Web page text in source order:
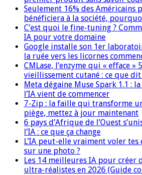
Seulement 16% des Américains
bénéficiera à la société,
C’est quoi le fine-tuning ?
IA pour votre domaine
Google installe son 1er
la ruée vers les licornes
CMLase, l’enzyme qui « efface »
vieillissement cutané : ce que
Meta dégaine Muse Spark 1.1 :
l’IA vient de commencer
7-Zip : la faille qui transforme
piège, mettez à jour maintenant
6 pays d’Afrique de l’Ouest
l’IA : ce que ça change
L’IA peut-elle vraiment voler
sur une photo ?
Les 14 meilleures IA pour créer
ultra-réalistes en 2026 (Guide